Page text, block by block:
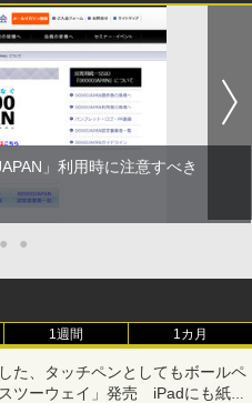
」利用時に注意すべき
● ●
1週間 1カ月
た、タッチペンとしてもボールペ
ツーウェイ」発売 iPadにも紙に